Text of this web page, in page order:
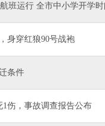
班运行 全市中小学开学
身穿红狼90号战袍
条件
伤，事故调查报告公布